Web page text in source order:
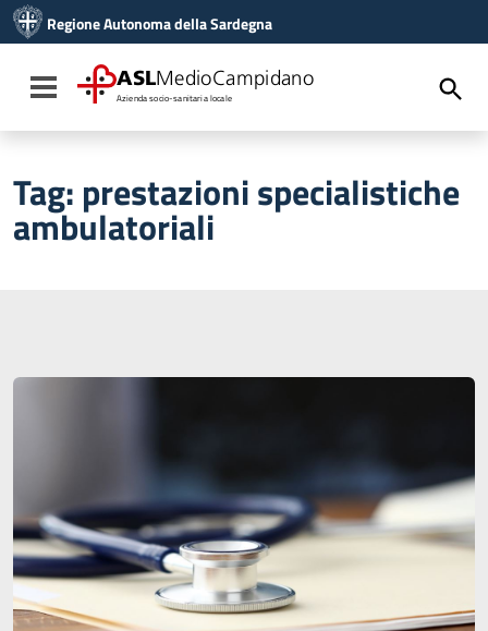
Vai al menu di navigazione
Vai al footer
Regione Autonoma della Sardegna
Toggle navigation
ASLMedioCampidano
Azienda socio-sanitaria locale
Tag: prestazioni specialistiche
ambulatoriali